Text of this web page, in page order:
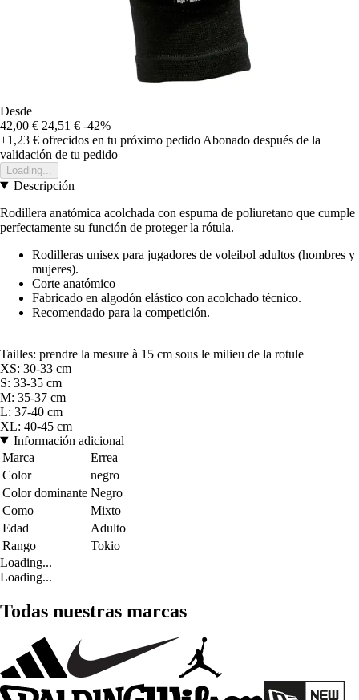
Desde
42,00 € 24,51 € -42%
+1,23 € ofrecidos en tu próximo pedido Abonado después de la
validación de tu pedido
Loading...
Descripción
Rodillera anatómica acolchada con espuma de poliuretano que cumple
perfectamente su función de proteger la rótula.
Rodilleras unisex para jugadores de voleibol adultos (hombres y
mujeres).
Corte anatómico
Fabricado en algodón elástico con acolchado técnico.
Recomendado para la competición.
Tailles: prendre la mesure à 15 cm sous le milieu de la rotule
XS: 30-33 cm
S: 33-35 cm
M: 35-37 cm
L: 37-40 cm
XL: 40-45 cm
Información adicional
Marca
Errea
Color
negro
Color dominante Negro
Como
Mixto
Edad
Adulto
Rango
Tokio
Loading...
Loading...
Todas nuestras marcas